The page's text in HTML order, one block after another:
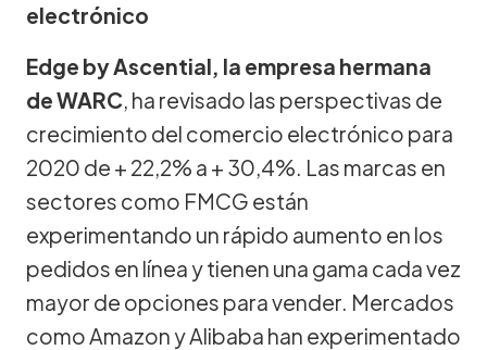
electrónico
Edge by Ascential, la empresa hermana
de WARC, ha revisado las perspectivas de
crecimiento del comercio electrónico para
2020 de + 22,2% a + 30,4%. Las marcas en
sectores como FMCG están
experimentando un rápido aumento en los
pedidos en línea y tienen una gama cada vez
mayor de opciones para vender. Mercados
como Amazon y Alibaba han experimentado